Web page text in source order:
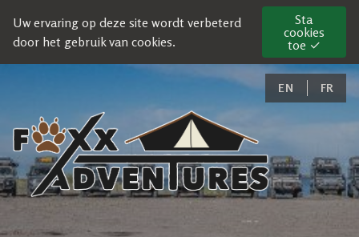
Uw ervaring op deze site wordt verbeterd
door het gebruik van cookies.
Sta
cookies
toe ✓
EN FR